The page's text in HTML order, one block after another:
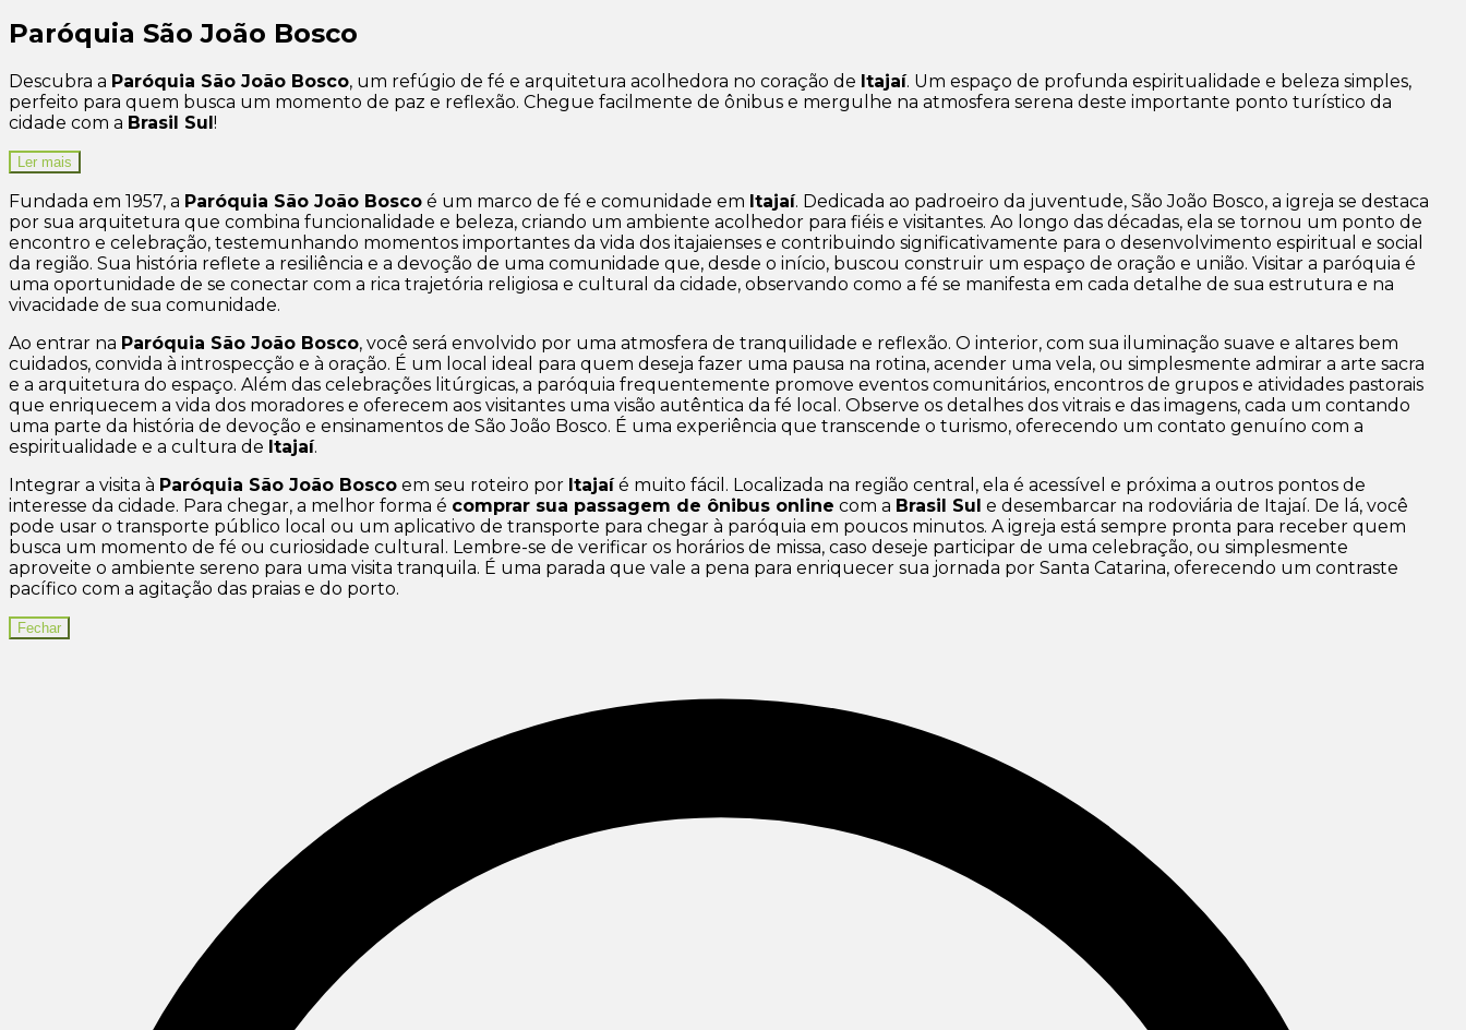
Paróquia São João Bosco
Descubra a Paróquia São João Bosco, um refúgio de fé e arquitetura acolhedora no coração de Itajaí. Um espaço de profunda espiritualidade e beleza simples,
perfeito para quem busca um momento de paz e reflexão. Chegue facilmente de ônibus e mergulhe na atmosfera serena deste importante ponto turístico da
cidade com a Brasil Sul !
Ler mais
Fundada em 1957, a Paróquia São João Bosco é um marco de fé e comunidade em Itajaí. Dedicada ao padroeiro da juventude, São João Bosco, a igreja se destaca
por sua arquitetura que combina funcionalidade e beleza, criando um ambiente acolhedor para fiéis e visitantes. Ao longo das décadas, ela se tornou um ponto de
encontro e celebração, testemunhando momentos importantes da vida dos itajaienses e contribuindo significativamente para o desenvolvimento espiritual e social
da região. Sua história reflete a resiliência e a devoção de uma comunidade que, desde o início, buscou construir um espaço de oração e união. Visitar a paróquia é
uma oportunidade de se conectar com a rica trajetória religiosa e cultural da cidade, observando como a fé se manifesta em cada detalhe de sua estrutura e na
vivacidade de sua comunidade.
Ao entrar na Paróquia São João Bosco, você será envolvido por uma atmosfera de tranquilidade e reflexão. O interior, com sua iluminação suave e altares bem
cuidados, convida à introspecção e à oração. É um local ideal para quem deseja fazer uma pausa na rotina, acender uma vela, ou simplesmente admirar a arte sacra
e a arquitetura do espaço. Além das celebrações litúrgicas, a paróquia frequentemente promove eventos comunitários, encontros de grupos e atividades pastorais
que enriquecem a vida dos moradores e oferecem aos visitantes uma visão autêntica da fé local. Observe os detalhes dos vitrais e das imagens, cada um contando
uma parte da história de devoção e ensinamentos de São João Bosco. É uma experiência que transcende o turismo, oferecendo um contato genuíno com a
espiritualidade e a cultura de Itajaí.
Integrar a visita à Paróquia São João Bosco em seu roteiro por Itajaíé muito fácil. Localizada na região central, ela é acessível e próxima a outros pontos de
interesse da cidade. Para chegar, a melhor forma é comprar sua passagem de ônibus online com a Brasil Sul e desembarcar na rodoviária de Itajaí. De lá, você
pode usar o transporte público local ou um aplicativo de transporte para chegar à paróquia em poucos minutos. A igreja está sempre pronta para receber quem
busca um momento de fé ou curiosidade cultural. Lembre-se de verificar os horários de missa, caso deseje participar de uma celebração, ou simplesmente
aproveite o ambiente sereno para uma visita tranquila. É uma parada que vale a pena para enriquecer sua jornada por Santa Catarina, oferecendo um contraste
pacífico com a agitação das praias e do porto.
Fechar